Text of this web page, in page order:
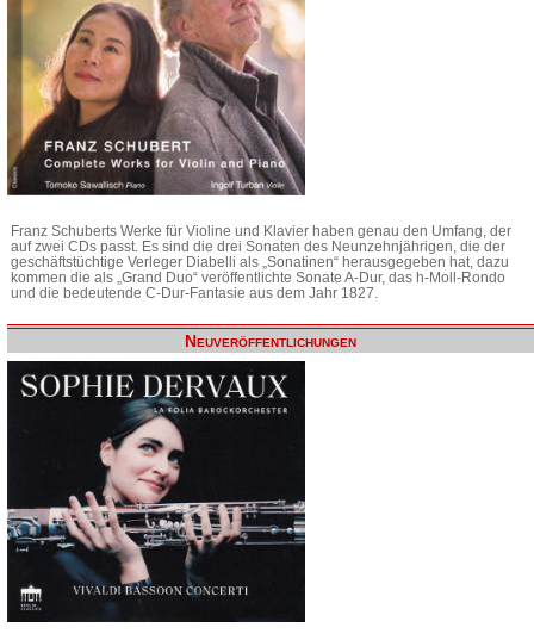
Franz Schuberts Werke für Violine und Klavier haben genau den Umfang, der
auf zwei CDs passt. Es sind die drei Sonaten des Neunzehnjährigen, die der
geschäftstüchtige Verleger Diabelli als „Sonatinen“ herausgegeben hat, dazu
kommen die als „Grand Duo“ veröffentlichte Sonate A-Dur, das h-Moll-Rondo
und die bedeutende C-Dur-Fantasie aus dem Jahr 1827.
Neuveröffentlichungen